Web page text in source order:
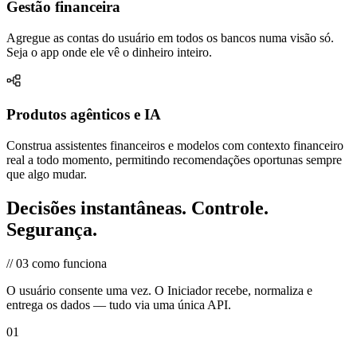
Gestão financeira
Agregue as contas do usuário em todos os bancos numa visão só.
Seja o app onde ele vê o dinheiro inteiro.
Produtos agênticos e IA
Construa assistentes financeiros e modelos com contexto financeiro
real a todo momento, permitindo recomendações oportunas sempre
que algo mudar.
Decisões instantâneas. Controle.
Segurança.
//03 como funciona
O usuário consente uma vez. O Iniciador recebe, normaliza e
entrega os dados — tudo via uma única API.
01